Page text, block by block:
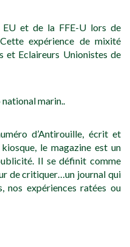
EU et de la FFE-U lors de
expérience de mixité
et Eclaireurs Unionistes de
marin..
d’Antirouille, écrit et
le magazine est un
Il se définit comme
de critiquer…un journal qui
nos expériences ratées ou